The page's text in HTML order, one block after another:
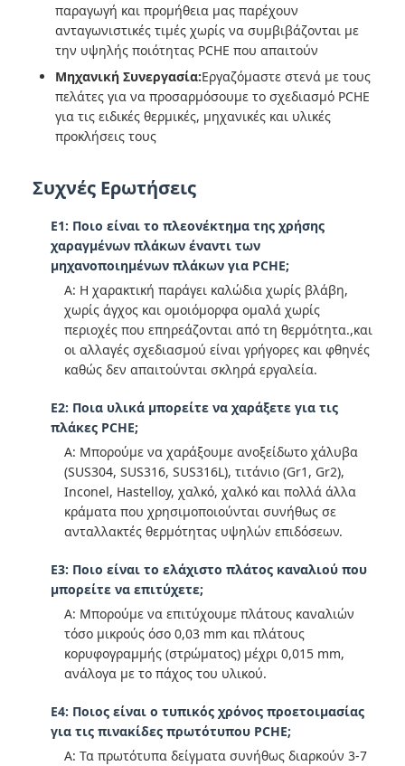
παραγωγή και προμήθεια μας παρέχουν
ανταγωνιστικές τιμές χωρίς να συμβιβάζονται με
την υψηλής ποιότητας PCHE που απαιτούν
Μηχανική Συνεργασία:Εργαζόμαστε στενά με τους
πελάτες για να προσαρμόσουμε το σχεδιασμό PCHE
για τις ειδικές θερμικές, μηχανικές και υλικές
προκλήσεις τους
Συχνές Ερωτήσεις
Ε1: Ποιο είναι το πλεονέκτημα της χρήσης
χαραγμένων πλάκων έναντι των
μηχανοποιημένων πλάκων για PCHE;
Α: Η χαρακτική παράγει καλώδια χωρίς βλάβη,
χωρίς άγχος και ομοιόμορφα ομαλά χωρίς
περιοχές που επηρεάζονται από τη θερμότητα.,και
οι αλλαγές σχεδιασμού είναι γρήγορες και φθηνές
καθώς δεν απαιτούνται σκληρά εργαλεία.
Ε2: Ποια υλικά μπορείτε να χαράξετε για τις
πλάκες PCHE;
Α: Μπορούμε να χαράξουμε ανοξείδωτο χάλυβα
(SUS304, SUS316, SUS316L), τιτάνιο (Gr1, Gr2),
Inconel, Hastelloy, χαλκό, χαλκό και πολλά άλλα
κράματα που χρησιμοποιούνται συνήθως σε
ανταλλακτές θερμότητας υψηλών επιδόσεων.
Ε3: Ποιο είναι το ελάχιστο πλάτος καναλιού που
μπορείτε να επιτύχετε;
Α: Μπορούμε να επιτύχουμε πλάτους καναλιών
τόσο μικρούς όσο 0,03 mm και πλάτους
κορυφογραμμής (στρώματος) μέχρι 0,015 mm,
ανάλογα με το πάχος του υλικού.
Ε4: Ποιος είναι ο τυπικός χρόνος προετοιμασίας
για τις πινακίδες πρωτότυπου PCHE;
Α: Τα πρωτότυπα δείγματα συνήθως διαρκούν 3-7